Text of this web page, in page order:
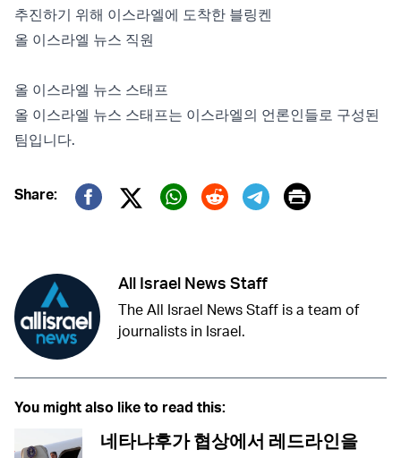
추진하기 위해 이스라엘에 도착한 블링켄
올 이스라엘 뉴스 직원
올 이스라엘 뉴스 스태프
올 이스라엘 뉴스 스태프는 이스라엘의 언론인들로 구성된
팀입니다.
Share:
Twitter (X)
Print
All Israel News Staff
The All Israel News Staff is a team of
journalists in Israel.
You might also like to read this:
네타냐후가 협상에서 레드라인을